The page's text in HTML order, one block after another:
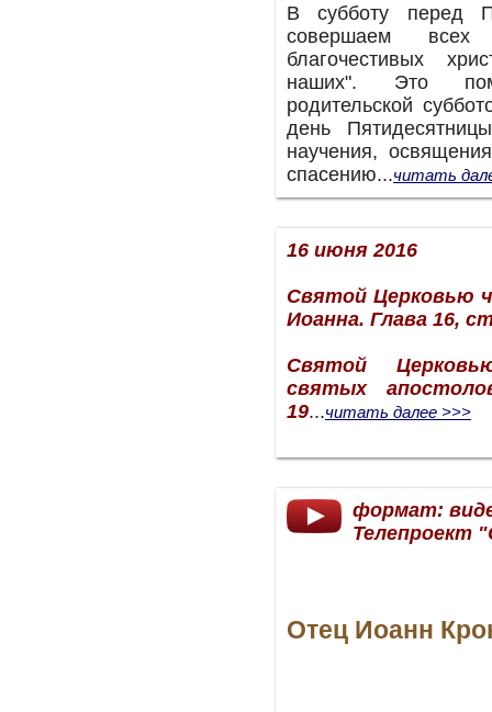
В субботу перед
совершаем
благочестивых
наших". Это
родительской
день
научения,
спасению...читать
16 июня 2016
Святой Церковью
Иоанна. Глава 16,
Святой
святых
19...читать далее >>>
формат:
Телепроект
Отец Иоанн